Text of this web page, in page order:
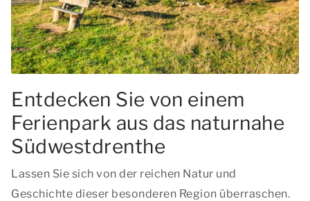
Entdecken Sie von einem
Ferienpark aus das naturnahe
Südwestdrenthe
Lassen Sie sich von der reichen Natur und
Geschichte dieser besonderen Region überraschen.